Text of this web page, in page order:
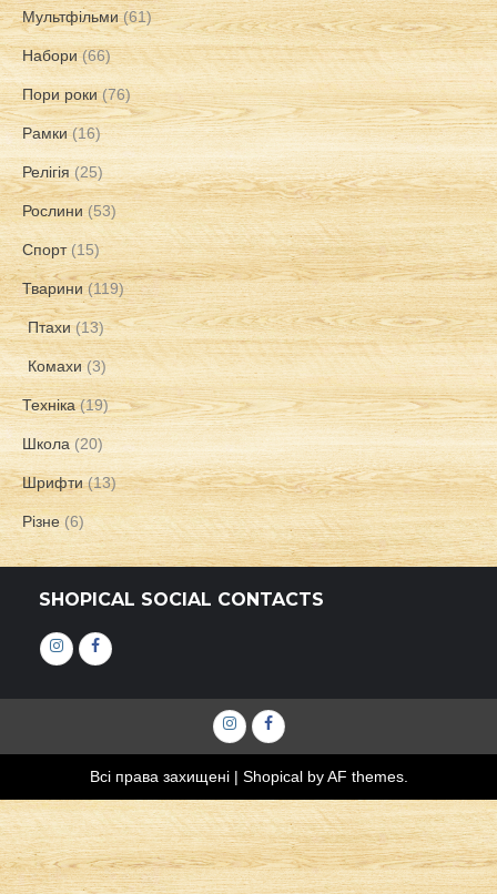
Мультфільми (61)
Набори (66)
Пори роки (76)
Рамки (16)
Релігія (25)
Рослини (53)
Спорт (15)
Тварини (119)
Птахи (13)
Комахи (3)
Техніка (19)
Школа (20)
Шрифти (13)
Різне (6)
SHOPICAL SOCIAL CONTACTS
ІнстаграмФейсбук
ІнстаграмФейсбук
Всі права захищені | Shopicalby AF themes.